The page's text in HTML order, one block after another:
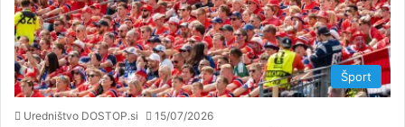
Šport
Uredništvo DOSTOP.si 15/07/2026